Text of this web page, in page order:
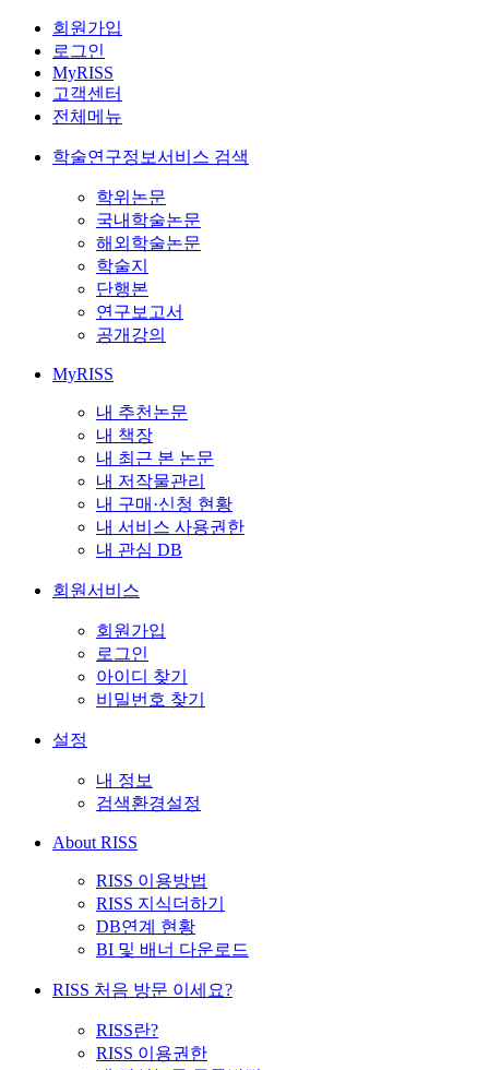
회원가입
로그인
MyRISS
고객센터
전체메뉴
학술연구정보서비스 검색
학위논문
국내학술논문
해외학술논문
학술지
단행본
연구보고서
공개강의
MyRISS
내 추천논문
내 책장
내 최근 본 논문
내 저작물관리
내 구매·신청 현황
내 서비스 사용권한
내 관심 DB
회원서비스
회원가입
로그인
아이디 찾기
비밀번호 찾기
설정
내 정보
검색환경설정
About RISS
RISS 이용방법
RISS 지식더하기
DB연계 현황
BI 및 배너 다운로드
RISS 처음 방문 이세요?
RISS란?
RISS 이용권한